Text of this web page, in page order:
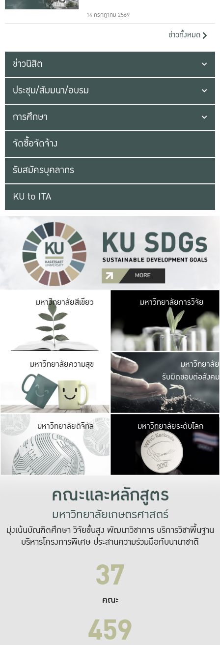
14 กรกฎาคม 2569
ข่าวทั้งหมด
ข่าวนิสิต
ประชุม/สัมมนา/อบรม
การศึกษา
จัดซื้อจัดจ้าง
รับสมัครบุคลากร
KU to ITA
มหาวิทยาลัยสีเขียว มหาวิ
มีพื้นที่เขียวสดใส
เป็นป่าในเมือง เกษต
มหาวิทยาลัยการวิจัย
มหาวิทยาลัยความสุข มหาวิ
ค
เปิดประ
และพบเรื่องราวใ
มหาวิทยาลัย
รับผิดชอบต่อสังคม
มหาวิทยาลัยดิจิทัล มหาวิ
เปลี่ยนแปลง แล
เพื่อทำง
ระบบสารสนเทศ
มหาวิทยาลัยระดับโลก
คณะและหลักสูตร
มหาวิทยาลัยเกษตรศาสตร์
มุ่งเน้นบัณฑิตศึกษา วิจัยขั้นสูง พัฒนาวิชาการ บริการวิชาพื้นฐาน
บริหารโครงการพิเศษ ประสานความร่วมมือกับนานาชาติ
37
คณะ
459